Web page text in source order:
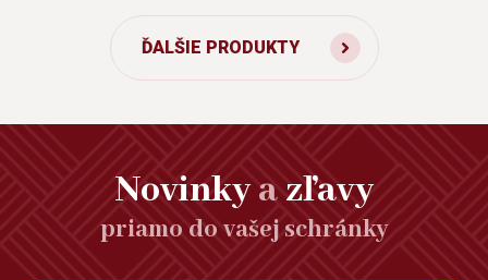
ĎALŠIE PRODUKTY
Novinkyazľavy
priamo do vašej schránky